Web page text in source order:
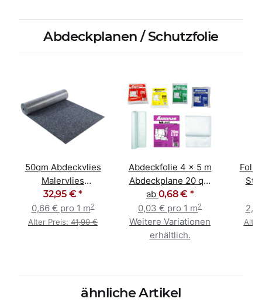
Abdeckplanen / Schutzfolie
50qm Abdeckvlies
Malervlies
Schutzvlies 1m x
50m Rolle
32,95 €*
0,66 € pro 1 m2
Alter Preis: 41,90 €
Abdeckfolie 4 x 5 m
Abdeckplane 20 qm
Malerfolie 5 - 40 my
ab 0,68 € *
0,03 € pro 1 m2
Weitere Variationen
erhältlich.
ähnliche Artikel